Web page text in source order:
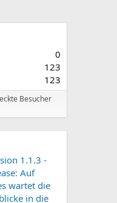
0
123
123
Besucher
1.1.3 -
Auf
wartet die
in die